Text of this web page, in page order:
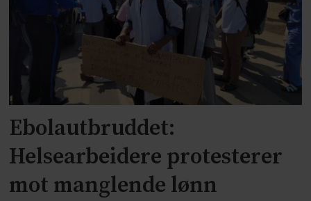
Ebolautbruddet:
Helsearbeidere protesterer
mot manglende lønn